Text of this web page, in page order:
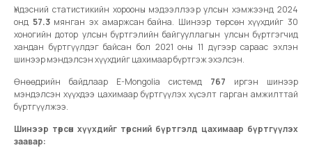
Үндэсний статистикийн хорооны мэдээллээр улсын хэмжээнд 2024
онд 57.3 мянган эх амаржсан байна. Шинээр төрсөн хүүхдийг 30
хоногийн дотор улсын бүртгэлийн байгууллагын улсын бүртгэгчид
хандан бүртгүүлдэг байсан бол 2021 оны 11 дүгээр сараас эхлэн
шинээр мэндэлсэн хүүхдийг цахимаар бүртгэж эхэлсэн.
Өнөөдрийн байдлаар E-Mongolia системд 767 иргэн шинээр
мэндэлсэн хүүхдээ цахимаар бүртгүүлэх хүсэлт гарган амжилттай
бүртгүүлжээ.
Шинээр төрсөн хүүхдийг төрсний бүртгэлд цахимаар бүртгүүлэх
заавар: